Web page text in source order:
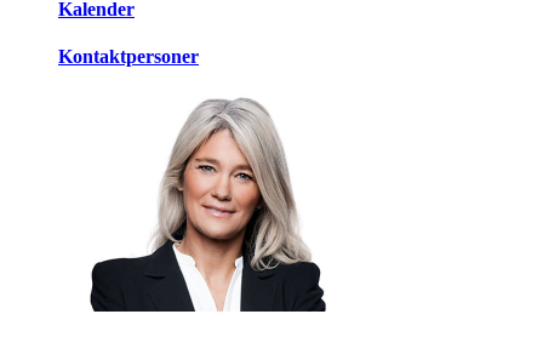
Kalender
Kontaktpersoner